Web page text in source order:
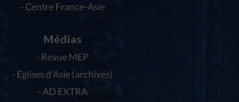
Centre France-Asie
Médias
Revue MEP
Eglises d’Asie (archives)
AD EXTRA